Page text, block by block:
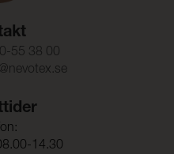
105-E02)
55 38 00
14.30